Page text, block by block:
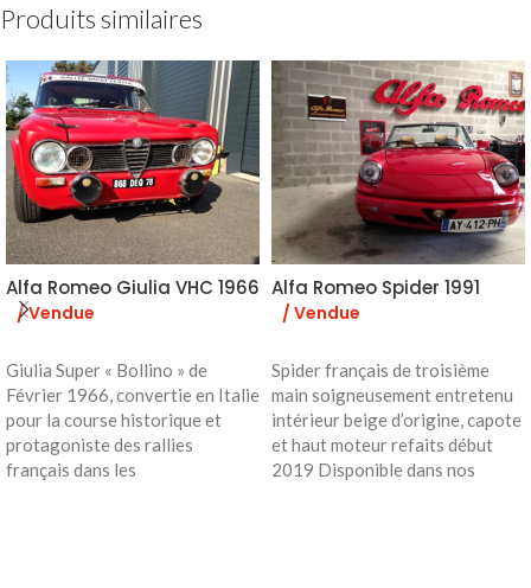
Produits similaires
Alfa Romeo Giulia VHC 1966
/ Vendue
Giulia Super « Bollino » de
Février 1966, convertie en Italie
pour la course historique et
protagoniste des rallies
français dans les
Alfa Romeo Spider 1991
/ Vendue
Spider français de troisième
main soigneusement entretenu
intérieur beige d’origine, capote
et haut moteur refaits début
2019 Disponible dans nos